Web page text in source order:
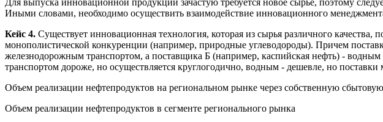
Иными словами, необходимо осуществить взаимодействие инновационного
Кейс 4. Существует инновационная технология, которая из сырья различного
монополистической конкуренции (например, природные углеводороды). Причем
железнодорожным транспортом, а поставщика Б (напри­мер, каспийская нефть) -
транспортом дороже, но осуществляется круглогодично, водным - дешевле, но
Объем реализации нефтепродуктов на региональном рынке через собственную
Объем реализации нефтепродуктов в сегменте регионального рынка